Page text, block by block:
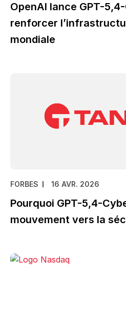
OpenAI lance GPT-
renforcer
mondiale
FORBES 16 AVR. 2026
Pourquoi GPT-5,4-
mouvement vers la